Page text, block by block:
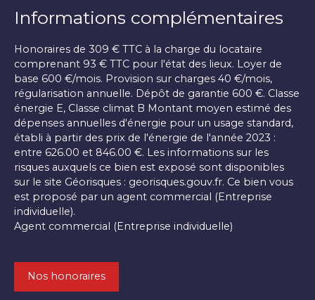
Informations complémentaires
Honoraires de 309 € TTC à la charge du locataire
comprenant 93 € TTC pour l'état des lieux. Loyer de
base 600 €/mois. Provision sur charges 40 €/mois,
régularisation annuelle. Dépôt de garantie 600 €. Classe
énergie E, Classe climat B Montant moyen estimé des
dépenses annuelles d'énergie pour un usage standard,
établi à partir des prix de l'énergie de l'année 2023 :
entre 626.00 et 846.00 €. Les informations sur les
risques auxquels ce bien est exposé sont disponibles
sur le site Géorisques : georisques.gouv.fr. Ce bien vous
est proposé par un agent commercial (Entreprise
individuelle).
Agent commercial (Entreprise individuelle)
Nos honoraires